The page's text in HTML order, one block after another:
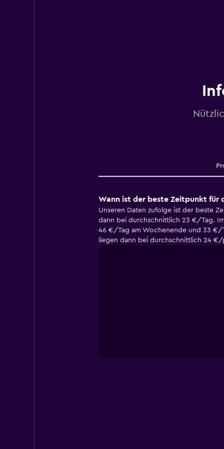
Wann ist der beste Zeitpunkt für
Unseren Daten zufolge ist der beste
dann bei durchschnittlich 23 €/Tag.
46 €/Tag am Wochenende und 33 €/
liegen dann bei durchschnittlich 24 €/